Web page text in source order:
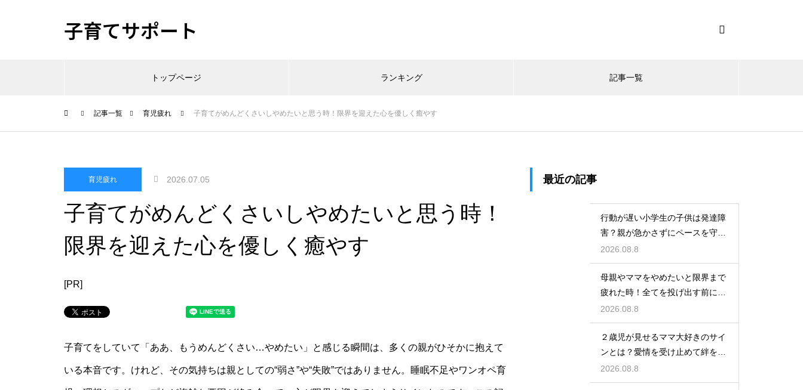
子育てサポート
トップページ ランキング 記事一覧
記事一覧 育児疲れ 子育てがめんどくさいしやめたいと思う時！限界を迎えた心を優しく癒やす
育児疲れ 2026.07.05
子育てがめんどくさいしやめたいと思う時！
限界を迎えた心を優しく癒やす
[PR]
子育てをしていて「ああ、もうめんどくさい…やめたい」と感じる瞬間は、多くの親がひそかに抱えて
いる本音です。けれど、その気持ちは親としての“弱さ”や“失敗”ではありません。睡眠不足やワンオペ育
最近の記事
行動が遅い小学生の子供は発達障
害？親が急かさずにペースを守る
サポート
2026.08.8
母親やママをやめたいと限界まで
疲れた時！全てを投げ出す前に試
す休息法
2026.08.8
２歳児が見せるママ大好きのサイ
ンとは？愛情を受け止めて絆を深
める方法
2026.08.8